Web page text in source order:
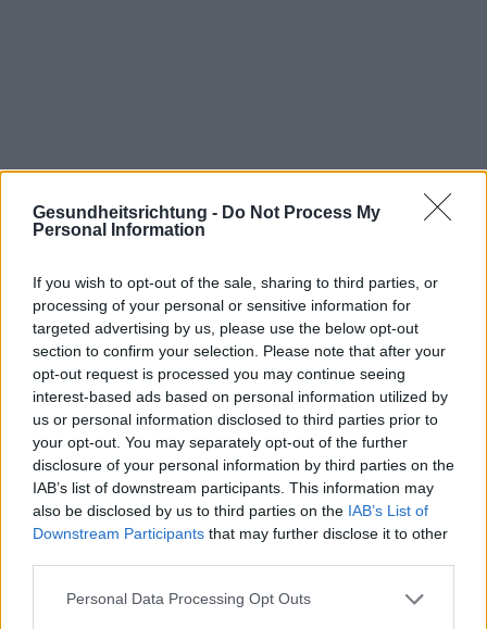
Gesundheitsrichtung - Do Not Process My
Personal Information
If you wish to opt-out of the sale, sharing to third parties, or
processing of your personal or sensitive information for
targeted advertising by us, please use the below opt-out
section to confirm your selection. Please note that after your
opt-out request is processed you may continue seeing
interest-based ads based on personal information utilized by
us or personal information disclosed to third parties prior to
your opt-out. You may separately opt-out of the further
disclosure of your personal information by third parties on the
IAB’s list of downstream participants. This information may
also be disclosed by us to third parties on the IAB’s List of
Downstream Participants that may further disclose it to other
Please note that this website/app uses one or more Google
Personal Data Processing Opt Outs
Kategorie:PRÄVENTION
Wassermelone ein Heilmittel für
ein gesundes Herz?
26-06-2023, Mgr Agnieszka Budzyńska
Sie können diesen Text hier lesen 2 min.